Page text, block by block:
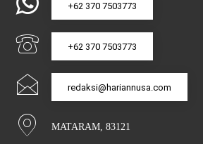
+62 370 7503773
+62 370 7503773
redaksi@hariannusa.com
MATARAM, 83121